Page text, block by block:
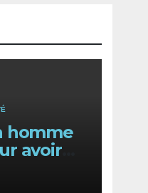
homme
avoir
de la